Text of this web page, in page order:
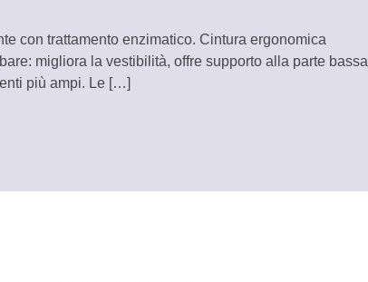
con trattamento enzimatico. Cintura ergonomica
migliora la vestibilità, offre supporto alla parte bassa
più ampi. Le […]